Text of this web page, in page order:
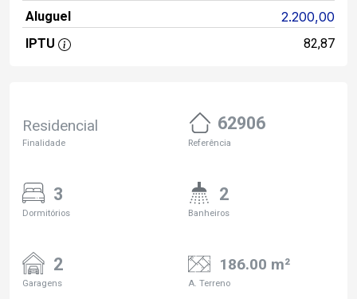
Aluguel 2.200,00
IPTU 82,87
Residencial
Finalidade
62906
Referência
3
Dormitórios
2
Banheiros
2
Garagens
186.00 m²
A. Terreno